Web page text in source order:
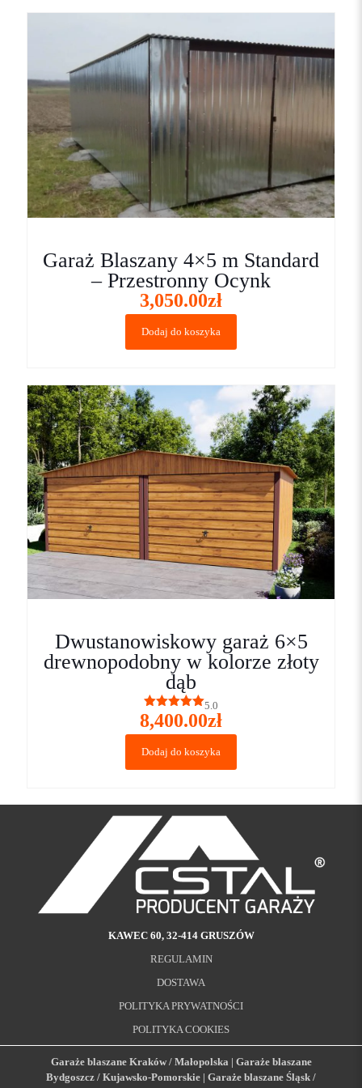
Proszę wpisać odpowiedź cyframi:
Garaż Blaszany 4×5 m Standard
– Przestronny Ocynk
3,050.00zł
Dodaj do koszyka
Dwustanowiskowy garaż 6×5
drewnopodobny w kolorze złoty
dąb
Oceniono
5.00
5.0
8,400.00zł
Dodaj do koszyka
KAWEC 60, 32-414 GRUSZÓW
REGULAMIN
DOSTAWA
POLITYKA PRYWATNOŚCI
POLITYKA COOKIES
Garaże blaszane Kraków / Małopolska | Garaże blaszane
Bydgoszcz / Kujawsko-Pomorskie | Garaże blaszane Śląsk /